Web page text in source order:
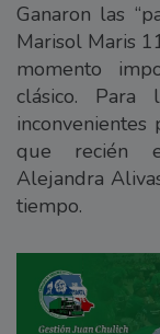
Ganaron las
Marisol Maris
momento
clásico. Para
que recién
Alejandra
tiempo.